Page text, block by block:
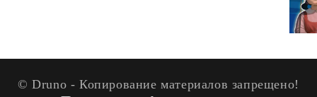
© Druno - Копирование материалов запрещено!